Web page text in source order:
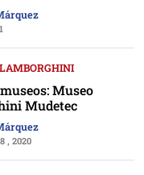
LAMBORGHINI
Museo
Mudetec
, 2020